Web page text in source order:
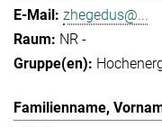
zhegedus@...
NR -